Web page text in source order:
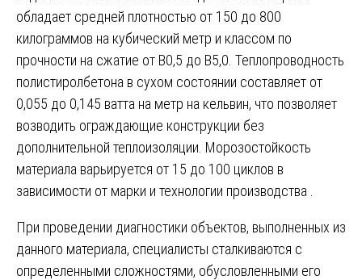
обладает средней плотностью от 150 до 800
килограммов на кубический метр и классом по
прочности на сжатие от В0,5 до В5,0. Теплопроводность
полистиролбетона в сухом состоянии составляет от
0,055 до 0,145 ватта на метр на кельвин, что позволяет
возводить ограждающие конструкции без
дополнительной теплоизоляции. Морозостойкость
материала варьируется от 15 до 100 циклов в
зависимости от марки и технологии производства .
При проведении диагностики объектов, выполненных из
данного материала, специалисты сталкиваются с
определенными сложностями, обусловленными его